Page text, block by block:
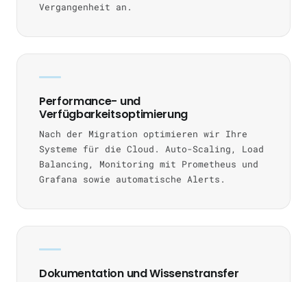
Vergangenheit an.
Performance- und
Verfügbarkeitsoptimierung
Nach der Migration optimieren wir Ihre
Systeme für die Cloud. Auto-Scaling, Load
Balancing, Monitoring mit Prometheus und
Grafana sowie automatische Alerts.
Dokumentation und Wissenstransfer